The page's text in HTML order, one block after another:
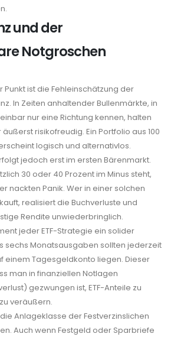
und der
Notgroschen
Punkt ist die Fehleinschätzung der
In Zeiten anhaltender Bullenmärkte, in
nur eine Richtung kennen, halten
risikofreudig. Ein Portfolio aus 100
logisch und alternativlos.
jedoch erst im ersten Bärenmarkt.
30 oder 40 Prozent im Minus steht,
nackten Panik. Wer in einer solchen
realisiert die Buchverluste und
Rendite unwiederbringlich.
jeder ETF-Strategie ein solider
sechs Monatsausgaben sollten jederzeit
einem Tagesgeldkonto liegen. Dieser
man in finanziellen Notlagen
gezwungen ist, ETF-Anteile zu
veräußern.
Anlageklasse der Festverzinslichen
Auch wenn Festgeld oder Sparbriefe